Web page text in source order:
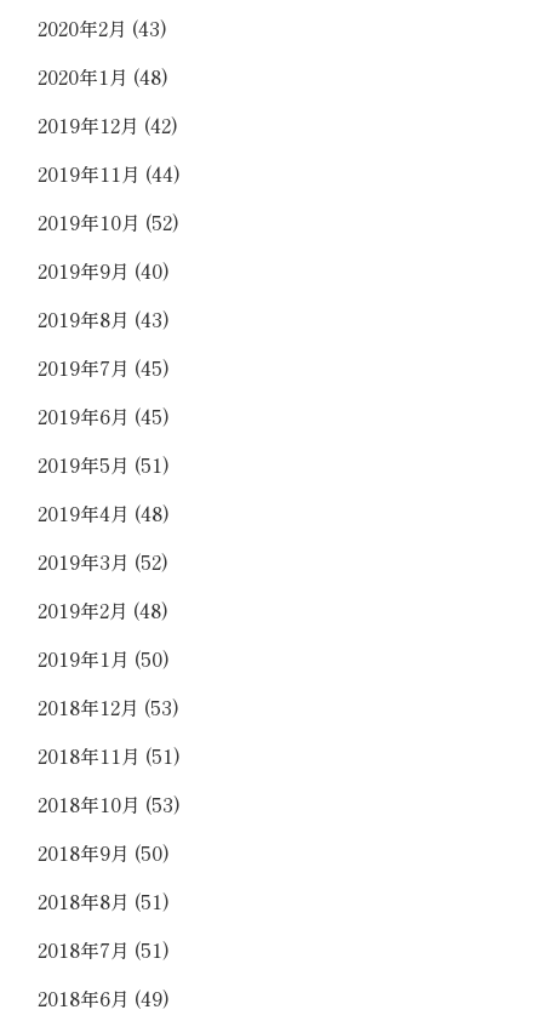
2020年2月 (43)
2020年1月 (48)
2019年12月 (42)
2019年11月 (44)
2019年10月 (52)
2019年9月 (40)
2019年8月 (43)
2019年7月 (45)
2019年6月 (45)
2019年5月 (51)
2019年4月 (48)
2019年3月 (52)
2019年2月 (48)
2019年1月 (50)
2018年12月 (53)
2018年11月 (51)
2018年10月 (53)
2018年9月 (50)
2018年8月 (51)
2018年7月 (51)
2018年6月 (49)